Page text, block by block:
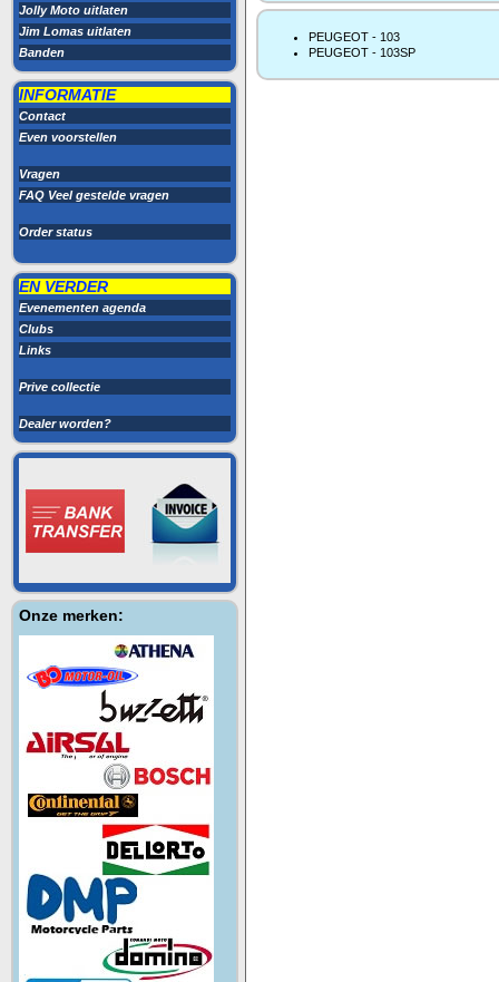
Jolly Moto uitlaten
Jim Lomas uitlaten
Banden
INFORMATIE
Contact
Even voorstellen
Vragen
FAQ Veel gestelde vragen
Order status
EN VERDER
Evenementen agenda
Clubs
Links
Prive collectie
Dealer worden?
Onze merken:
PEUGEOT - 103
PEUGEOT - 103SP